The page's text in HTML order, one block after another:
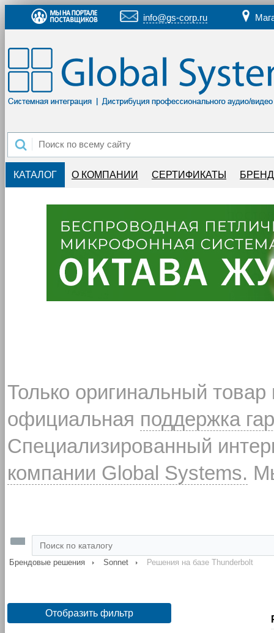
info@gs-corp.ru
КАТАЛОГ О КОМПАНИИ СЕРТИФИКАТЫ
Только оригинальный
официальная поддержка
Специализированный
компании Global Systems.
Брендовые решения Sonnet Решения на базе Thunderbolt
Отобразить фильтр